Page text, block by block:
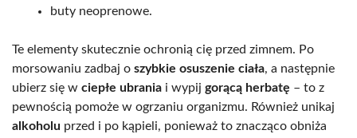
buty neoprenowe.
Te elementy skutecznie ochronią cię przed zimnem. Po
morsowaniu zadbaj o szybkie osuszenie ciała, a następnie
ubierz się w ciepłe ubrania i wypij gorącą herbatę – to z
pewnością pomoże w ogrzaniu organizmu. Również unikaj
alkoholu przed i po kąpieli, ponieważ to znacząco obniża